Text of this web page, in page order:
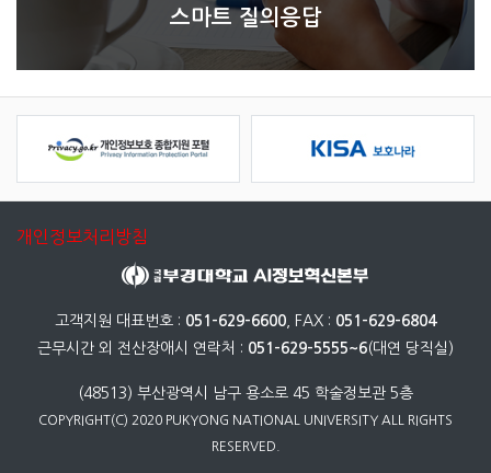
스마트 질의응답
개인정보처리방침
고객지원 대표번호 : 051-629-6600 , FAX : 051-629-6804
근무시간 외 전산장애시 연락처 : 051-629-5555~6(대연 당직실)
(48513) 부산광역시 남구 용소로 45 학술정보관 5층
COPYRIGHT(C) 2020 PUKYONG NATIONAL UNIVERSITY ALL RIGHTS
RESERVED.